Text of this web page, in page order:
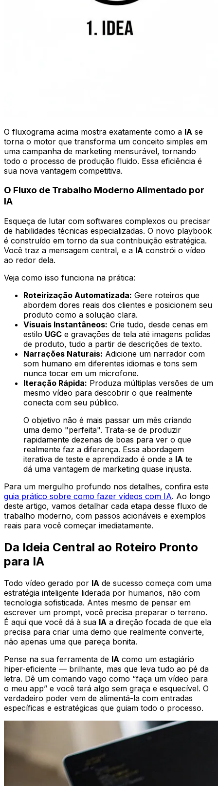
O fluxograma acima mostra exatamente como a IA se
torna o motor que transforma um conceito simples em
uma campanha de marketing mensurável, tornando
todo o processo de produção fluido. Essa eficiência é
sua nova vantagem competitiva.
O Fluxo de Trabalho Moderno Alimentado por
IA
Esqueça de lutar com softwares complexos ou precisar
de habilidades técnicas especializadas. O novo playbook
é construído em torno da sua contribuição estratégica.
Você traz a mensagem central, e a IA constrói o vídeo
ao redor dela.
Veja como isso funciona na prática:
Roteirização Automatizada: Gere roteiros que
abordem dores reais dos clientes e posicionem seu
produto como a solução clara.
Visuais Instantâneos: Crie tudo, desde cenas em
estilo UGC e gravações de tela até imagens polidas
de produto, tudo a partir de descrições de texto.
Narrações Naturais: Adicione um narrador com
som humano em diferentes idiomas e tons sem
nunca tocar em um microfone.
Iteração Rápida: Produza múltiplas versões de um
mesmo vídeo para descobrir o que realmente
conecta com seu público.
O objetivo não é mais passar um mês criando
uma demo "perfeita". Trata-se de produzir
rapidamente dezenas de boas para ver o que
realmente faz a diferença. Essa abordagem
iterativa de teste e aprendizado é onde a IA te
dá uma vantagem de marketing quase injusta.
Para um mergulho profundo nos detalhes, confira este
guia prático sobre como fazer vídeos com IA. Ao longo
deste artigo, vamos detalhar cada etapa desse fluxo de
trabalho moderno, com passos acionáveis e exemplos
reais para você começar imediatamente.
Da Ideia Central ao Roteiro Pronto
para IA
Todo vídeo gerado por IA de sucesso começa com uma
estratégia inteligente liderada por humanos, não com
tecnologia sofisticada. Antes mesmo de pensar em
escrever um prompt, você precisa preparar o terreno.
É aqui que você dá à sua IA a direção focada de que ela
precisa para criar uma demo que realmente converte,
não apenas uma que pareça bonita.
Pense na sua ferramenta de IA como um estagiário
hiper-eficiente — brilhante, mas que leva tudo ao pé da
letra. Dê um comando vago como “faça um vídeo para
o meu app” e você terá algo sem graça e esquecível. O
verdadeiro poder vem de alimentá-la com entradas
específicas e estratégicas que guiam todo o processo.